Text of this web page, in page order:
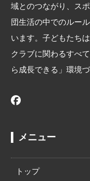
域とのつながり、ス
団生活の中でのルー
います。子どもたち
クラブに関わるすべ
ら成長できる」環境
メニュー
トップ